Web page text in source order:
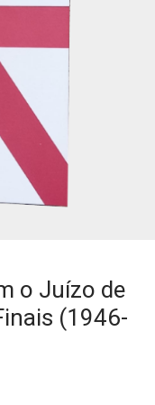
o Juízo de
(1946-